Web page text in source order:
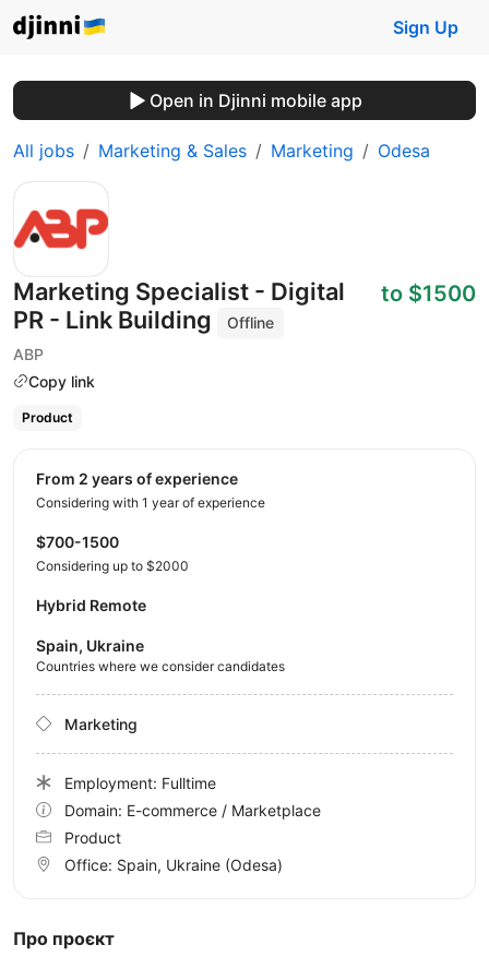
Sign Up
Open in Djinni mobile app
All jobs Marketing & Sales Marketing Odesa
Marketing Specialist - Digital
PR - Link Building
Offline
ABP
Copy link
to $1500
Product
Про проєкт
from 2 years of experience
Considering with 1 year of experience
$700-1500
Considering up to $2000
Hybrid Remote
Spain, Ukraine
Countries where we consider candidates
Marketing
Employment: Fulltime
Domain: E-commerce / Marketplace
Product
Office: Spain, Ukraine (Odesa)